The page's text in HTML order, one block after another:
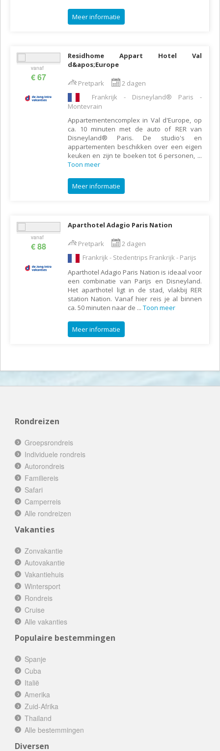
Meer informatie
vanaf
€ 67
Residhome Appart Hotel Val
d&apos;Europe
Pretpark
2 dagen
Frankrijk - Disneyland® Paris -
Montevrain
Appartementencomplex in Val d'Europe, op
ca. 10 minuten met de auto of RER van
Disneyland® Paris. De studio's en
appartementen beschikken over een eigen
keuken en zijn te boeken tot 6 personen, ...
Toon meer
Meer informatie
vanaf
€ 88
Aparthotel Adagio Paris Nation
Pretpark
2 dagen
Frankrijk - Stedentrips Frankrijk - Parijs
Aparthotel Adagio Paris Nation is ideaal voor
een combinatie van Parijs en Disneyland.
Het aparthotel ligt in de stad, vlakbij RER
station Nation. Vanaf hier reis je al binnen
ca. 50 minuten naar de ... Toon meer
Meer informatie
Rondreizen
Groepsrondreis
Individuele rondreis
Autorondreis
Familiereis
Safari
Camperreis
Alle rondreizen
Vakanties
Zonvakantie
Autovakantie
Vakantiehuis
Wintersport
Rondreis
Cruise
Alle vakanties
Populaire bestemmingen
Spanje
Cuba
Italië
Amerika
Zuid-Afrika
Thailand
Alle bestemmingen
Diversen